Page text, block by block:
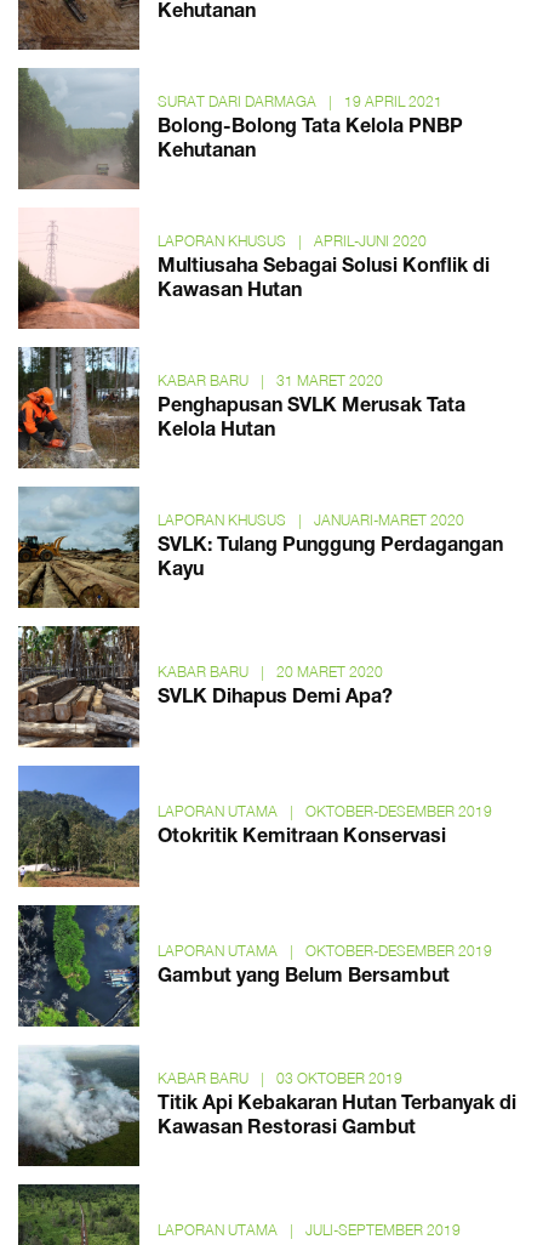
Kehutanan
SURAT DARI DARMAGA | 19 APRIL 2021
Bolong-Bolong Tata Kelola PNBP
Kehutanan
LAPORAN KHUSUS | APRIL-JUNI 2020
Multiusaha Sebagai Solusi Konflik di
Kawasan Hutan
KABAR BARU | 31 MARET 2020
Penghapusan SVLK Merusak Tata
Kelola Hutan
LAPORAN KHUSUS | JANUARI-MARET 2020
SVLK: Tulang Punggung Perdagangan
Kayu
KABAR BARU | 20 MARET 2020
SVLK Dihapus Demi Apa?
LAPORAN UTAMA | OKTOBER-DESEMBER 2019
Otokritik Kemitraan Konservasi
LAPORAN UTAMA | OKTOBER-DESEMBER 2019
Gambut yang Belum Bersambut
KABAR BARU | 03 OKTOBER 2019
Titik Api Kebakaran Hutan Terbanyak di
Kawasan Restorasi Gambut
LAPORAN UTAMA | JULI-SEPTEMBER 2019